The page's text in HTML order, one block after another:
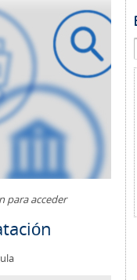
para acceder